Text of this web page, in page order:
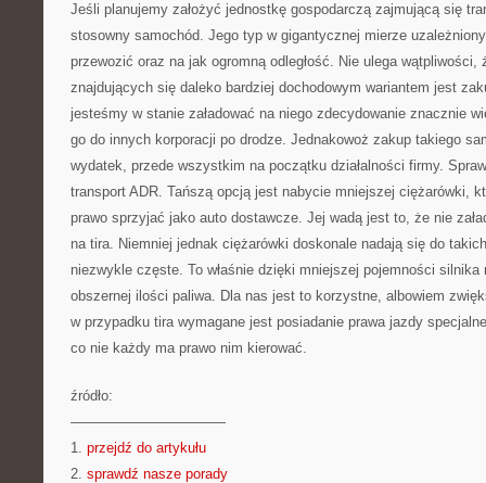
Jeśli planujemy założyć jednostkę gospodarczą zajmującą się
stosowny samochód. Jego typ w gigantycznej mierze
przewozić oraz na jak ogromną odległość. Nie ulega wątpliwości,
znajdujących się daleko bardziej dochodowym wariantem jest
jesteśmy w stanie załadować na niego zdecydowanie znacznie
go do innych korporacji po drodze. Jednakowoż zakup takiego
wydatek, przede wszystkim na początku działalności firmy.
transport ADR. Tańszą opcją jest nabycie mniejszej ciężarówki,
prawo sprzyjać jako auto dostawcze. Jej wadą jest to, że nie
na tira. Niemniej jednak ciężarówki doskonale nadają się do
niezwykle częste. To właśnie dzięki mniejszej pojemności
obszernej ilości paliwa. Dla nas jest to korzystne, albowiem
w przypadku tira wymagane jest posiadanie prawa jazdy
co nie każdy ma prawo nim kierować.
źródło:
———————————
1. przejdź do artykułu
2. sprawdź nasze porady